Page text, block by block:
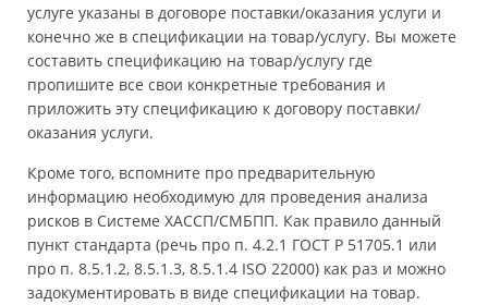
услуге указаны в договоре поставки/оказания услуги и
конечно же в спецификации на товар/услугу. Вы можете
составить спецификацию на товар/услугу где
пропишите все свои конкретные требования и
приложить эту спецификацию к договору поставки/
оказания услуги.
Кроме того, вспомните про предварительную
информацию необходимую для проведения анализа
рисков в Системе ХАССП/СМБПП. Как правило данный
пункт стандарта (речь про п. 4.2.1 ГОСТ Р 51705.1 или
про п. 8.5.1.2, 8.5.1.3, 8.5.1.4 ISO 22000) как раз и можно
задокументировать в виде спецификации на товар.